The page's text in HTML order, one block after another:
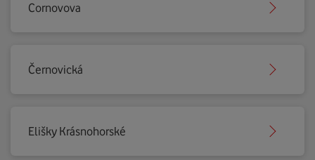
Cornovova
Černovická
Elišky Krásnohorské